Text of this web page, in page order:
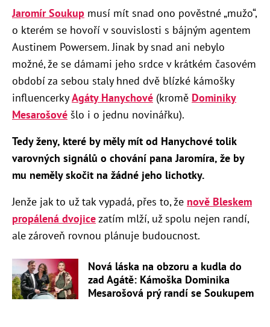
Jaromír Soukup musí mít snad ono pověstné „mužo“,
o kterém se hovoří v souvislosti s bájným agentem
Austinem Powersem. Jinak by snad ani nebylo
možné, že se dámami jeho srdce v krátkém časovém
období za sebou staly hned dvě blízké kámošky
influencerkyAgáty Hanychové (kromě Dominiky
Mesarošové šlo i o jednu novinářku).
Tedy ženy, které by měly mít od Hanychové tolik
varovných signálů o chování pana Jaromíra, že by
mu neměly skočit na žádné jeho lichotky.
Jenže jak to už tak vypadá, přes to, že nově Bleskem
propálená dvojicezatím mlží, už spolu nejen randí,
ale zároveň rovnou plánuje budoucnost.
Nová láska na obzoru a kudla do
zad Agátě: Kámoška Dominika
Mesarošová prý randí se Soukupem